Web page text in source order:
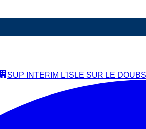
SUP INTERIM L'ISLE SUR LE DOUBS